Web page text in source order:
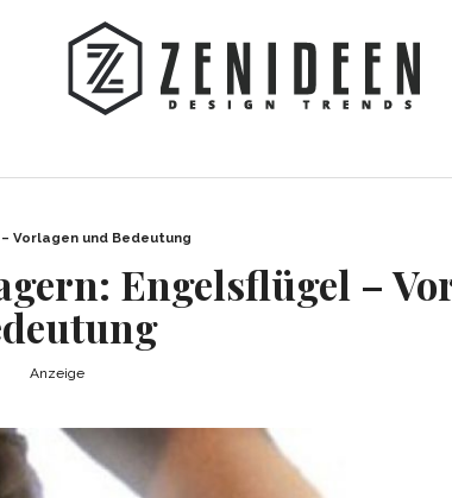
Vorlagen und Bedeutung
Engelsflügel –
Anzeige